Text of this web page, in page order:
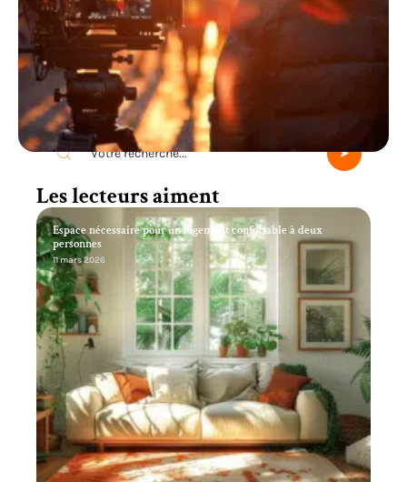
Recherche
Les lecteurs aiment
Espace nécessaire pour un logement confortable à deux
personnes
11 mars 2026